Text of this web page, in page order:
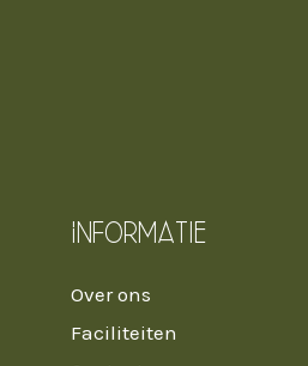
Informatie
Over ons
Faciliteiten